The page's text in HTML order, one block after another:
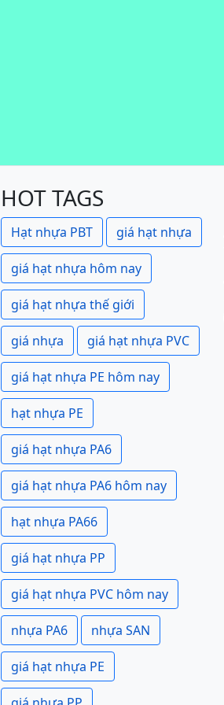
HOT TAGS
Hạt nhựa PBT giá hạt nhựa
giá hạt nhựa hôm nay
giá hạt nhựa thế giới
giá nhựa giá hạt nhựa PVC
giá hạt nhựa PE hôm nay
hạt nhựa PE
giá hạt nhựa PA6
giá hạt nhựa PA6 hôm nay
hạt nhựa PA66
giá hạt nhựa PP
giá hạt nhựa PVC hôm nay
nhựa PA6 nhựa SAN
giá hạt nhựa PE